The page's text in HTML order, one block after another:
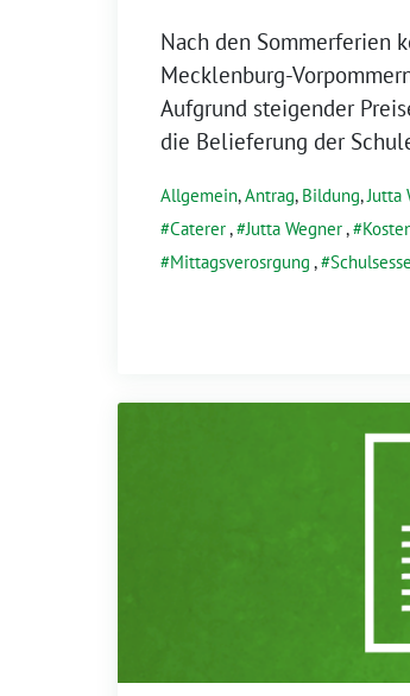
Nach den Sommerferien
Mecklenburg-
Aufgrund steigender
die Belieferung der
Allgemein,Antrag, Bildung,Jutta
Caterer, Jutta Wegner,
Mittagsverosrgung ,